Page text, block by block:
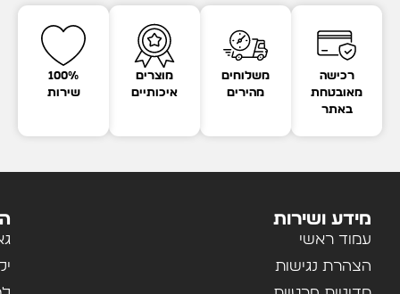
רכישה
מאובטחת
באתר
משלוחים
מהירים
מוצרים
איכותיים
100%
שירות
מידע ושירות
עמוד ראשי
הצהרת נגישות